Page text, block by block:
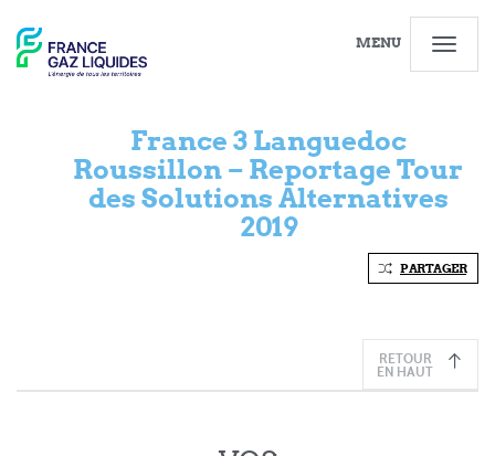
MENU
France 3 Languedoc
Roussillon – Reportage Tour
des Solutions Alternatives
2019
PARTAGER
RETOUR
EN HAUT